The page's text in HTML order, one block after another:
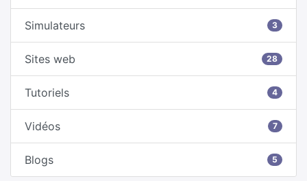
Simulateurs 3
Sites web 28
Tutoriels 4
Vidéos 7
Blogs 5